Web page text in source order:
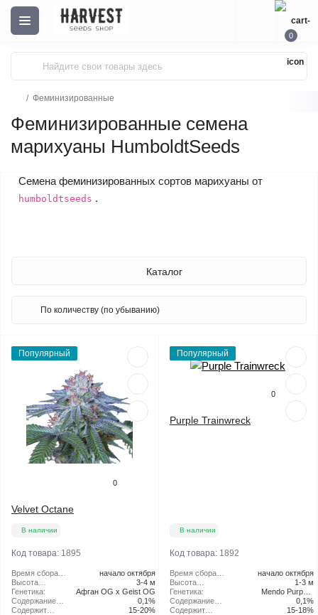
0
Феминизированные
Феминизированные семена
марихуаны HumboldtSeeds
Семена феминизированных сортов марихуаны от
humboldtseeds .
Каталог
Популярный
0
Velvet Octane
В наличии
Код товара: 1895
Время сбора
урожая в
открытом
грунте:
начало октября
Высота
растения:
3-4 м
Генетика:
Афган OG x Geist OG
Содержание
CBD:
0,1%
Содержит
15-20%
Популярный
0
Purple Trainwreck
В наличии
Код товара: 1892
Время сбора
урожая в
открытом
грунте:
начало октября
Высота
растения:
1-3 м
Генетика:
Mendo Purps x
Trainwreck
Содержание
CBD:
0,1%
Содержит
15-18%